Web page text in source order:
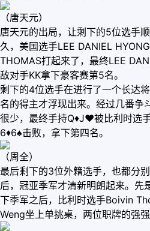
（唐天元）
唐天元的出局，让剩下的5位选手
久，美国选手LEE DANIEL
THOMAS打起来了，最终LEE
敌对手KK拿下豪客赛第5名。
剩下的4位选手在进行了一个长达
名的得主才浮现出来。经过几番争
很少，最终手持Q♦️J♥️被比利时选
6♦️6♠️击败，拿下第四名。
（周全）
最后剩下的3位外籍选手，也都分
后，冠亚季军才清新明朗起来。
下季军之后，比利时选手Boivin
Weng坐上单挑桌，两位职牌的强